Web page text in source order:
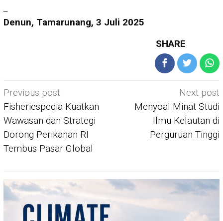
Denun, Tamarunang, 3 Juli 2025
SHARE
Post
navigation
Previous post
Fisheriespedia Kuatkan
Wawasan dan Strategi
Dorong Perikanan RI
Tembus Pasar Global
Next post
Menyoal Minat Studi
Ilmu Kelautan di
Perguruan Tinggi